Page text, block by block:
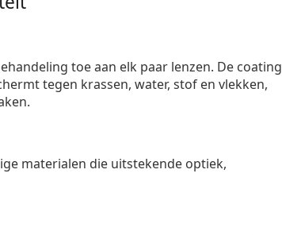
toe aan elk paar lenzen. De coating
tegen krassen, water, stof en vlekken,
materialen die uitstekende optiek,